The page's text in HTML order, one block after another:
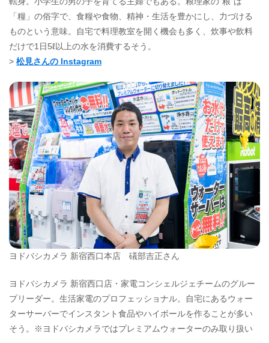
「糧」の俗字で、食糧や食物、精神・生活を豊かにし、力づける
ものという意味。自宅で料理教室を開く機会も多く、炊事や飲料
だけで1日5ℓ以上の水を消費するそう。
> 松見さんの Instagram
ヨドバシカメラ 新宿西口本店 礒部吉正さん
ヨドバシカメラ 新宿西口店・家電コンシェルジェチームのグルー
プリーダー。生活家電のプロフェッショナル。自宅にあるウォー
ターサーバーでインスタント食品やハイボールを作ることが多い
そう。※ヨドバシカメラではプレミアムウォーターのみ取り扱い